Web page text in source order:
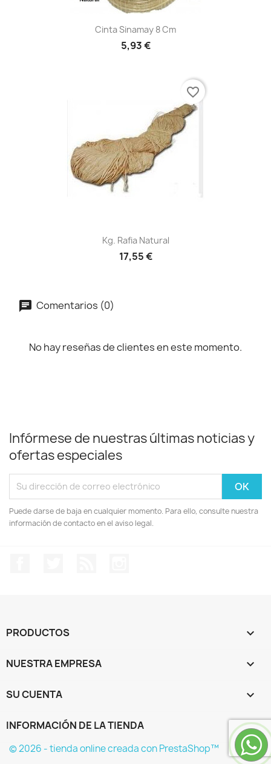
Cinta Sinamay 8 Cm
5,93 €
Kg. Rafia Natural
17,55 €
favorite_border
Comentarios (0)
No hay reseñas de clientes en este momento.
Infórmese de nuestras últimas noticias y
ofertas especiales
Puede darse de baja en cualquier momento. Para ello, consulte nuestra
información de contacto en el aviso legal.
PRODUCTOS 
NUESTRA EMPRESA 
SU CUENTA 
INFORMACIÓN DE LA TIENDA keyboard_arrow_down
© 2026 - tienda online creada con PrestaShop™